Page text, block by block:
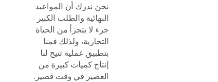
نحن ندرك أن المواعيد
النهائية والطلب الكبير
جزء لا يتجزأ من الحياة
التجارية، ولذلك قمنا
بتطبيق عملية تتيح لنا
إنتاج كميات كبيرة من
العصير في وقت قصير.